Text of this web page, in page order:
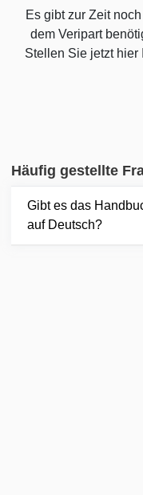
Es gibt zur Zeit
dem Veripart
Stellen Sie jetzt hier
Häufig gestellte
Gibt es das
auf Deutsch?